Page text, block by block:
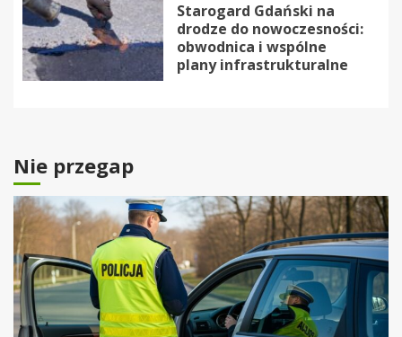
Starogard Gdański na
drodze do nowoczesności:
obwodnica i wspólne
plany infrastrukturalne
Nie przegap